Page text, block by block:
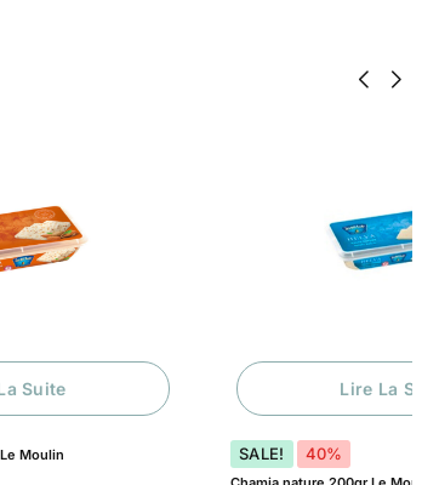
40%
Lire La Suite